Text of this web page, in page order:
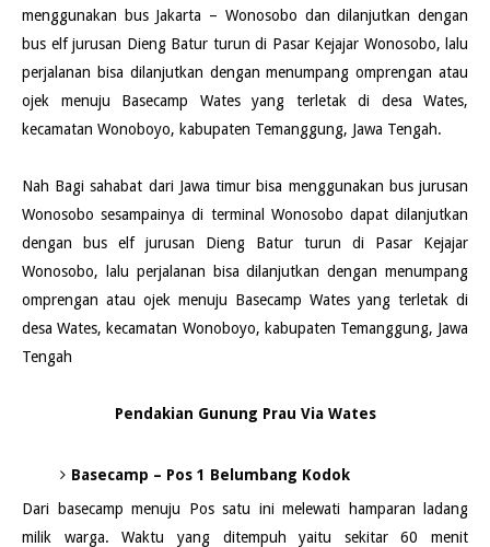
menggunakan bus Jakarta – Wonosobo dan dilanjutkan dengan
bus elf jurusan Dieng Batur turun di Pasar Kejajar Wonosobo, lalu
perjalanan bisa dilanjutkan dengan menumpang omprengan atau
ojek menuju Basecamp Wates yang terletak di desa Wates,
kecamatan Wonoboyo, kabupaten Temanggung, Jawa Tengah.
Nah Bagi sahabat dari Jawa timur bisa menggunakan bus jurusan
Wonosobo sesampainya di terminal Wonosobo dapat dilanjutkan
dengan bus elf jurusan Dieng Batur turun di Pasar Kejajar
Wonosobo, lalu perjalanan bisa dilanjutkan dengan menumpang
omprengan atau ojek menuju Basecamp Wates yang terletak di
desa Wates, kecamatan Wonoboyo, kabupaten Temanggung, Jawa
Tengah
Pendakian Gunung Prau Via Wates
Basecamp – Pos 1 Belumbang Kodok
Dari basecamp menuju Pos satu ini melewati hamparan ladang
milik warga. Waktu yang ditempuh yaitu sekitar 60 menit